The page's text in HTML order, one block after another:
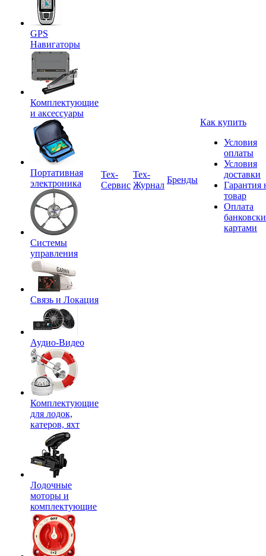
GPS
Навигаторы
Комплектующие
и аксессуары
Портативная
электроника
Системы
управления
Связь и Локация
Аудио-Видео
Комплектующие
для лодок,
катеров, яхт
Лодочные
моторы и
комплектующие
Tex-
Сервис
Тех-
Журнал
Бренды
Как купить
Условия
оплаты
Условия
доставки
Гарантия
товар
Оплата
картами